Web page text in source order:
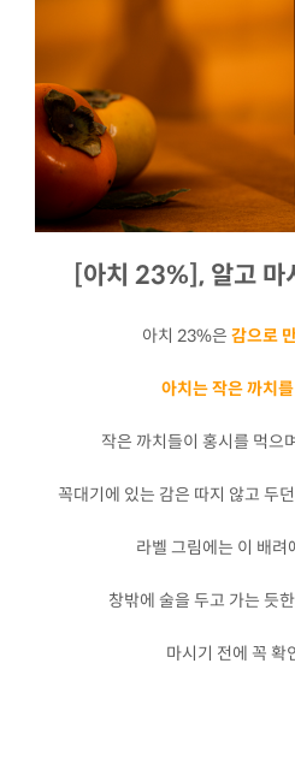
[아치 23%], 알고 마
아치 23%은 감으로
아치는 작은 까치를
작은 까치들이 홍시를 먹으
꼭대기에 있는 감은 따지 않고 두
라벨 그림에는 이 배려
창밖에 술을 두고 가는 듯
마시기 전에 꼭 확